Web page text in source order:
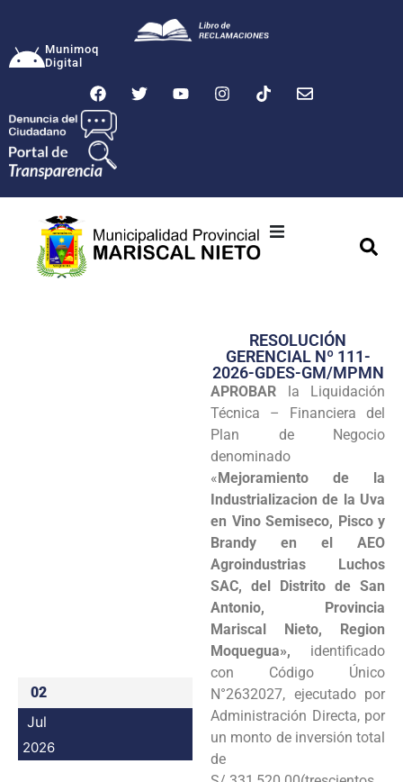
Munimoq
Digital
Transparencia
Seguridad
Programas
Intranet
02
Jul
2026
RESOLUCIÓN
GERENCIAL Nº 111-
2026-GDES-GM/MPMN
APROBAR la Liquidación
Técnica – Financiera del
Plan de Negocio
denominado
«Mejoramiento de la
Industrializacion de la Uva
en Vino Semiseco, Pisco y
Brandy en el AEO
Agroindustrias Luchos
SAC, del Distrito de San
Antonio, Provincia
Mariscal Nieto, Region
Moquegua», identificado
con Código Único
N°2632027, ejecutado por
Administración Directa, por
un monto de inversión total
de